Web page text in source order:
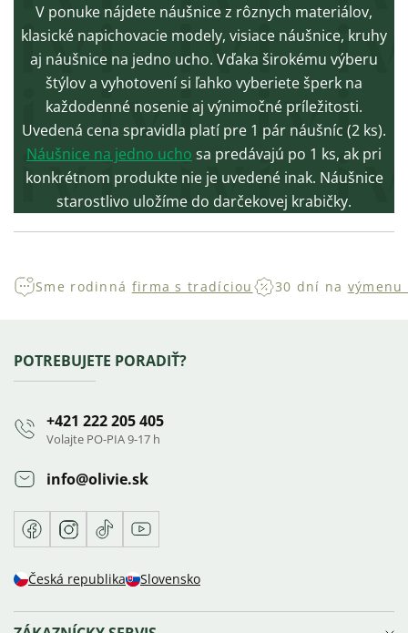
V ponuke nájdete náušnice z rôznych materiálov,
klasické napichovacie modely, visiace náušnice, kruhy
aj náušnice na jedno ucho. Vďaka širokému výberu
štýlov a vyhotovení si ľahko vyberiete šperk na
každodenné nosenie aj výnimočné príležitosti.
Uvedená cena spravidla platí pre 1 pár náušníc (2 ks).
Náušnice na jedno ucho sa predávajú po 1 ks, ak pri
konkrétnom produkte nie je uvedené inak. Náušnice
starostlivo uložíme do darčekovej krabičky.
Sme rodinná firma s tradíciou 30 dní na
Zápätie
POTREBUJETE PORADIŤ?
+421 222 205 405
Volajte PO-PIA 9-17 h
info@olivie.sk
FacebookInstagram
TikTokYoutube
Česká republika Slovensko